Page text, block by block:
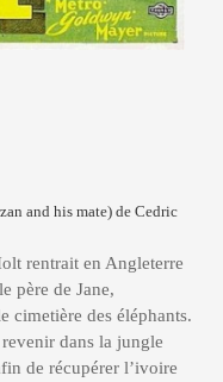
and his mate) de Cedric
rentrait en Angleterre
père de Jane,
cimetière des éléphants.
dans la jungle
de récupérer l’ivoire